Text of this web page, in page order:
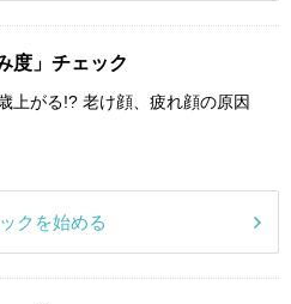
度」チェック
上がる!? 老け顔、疲れ顔の原因
クを始める